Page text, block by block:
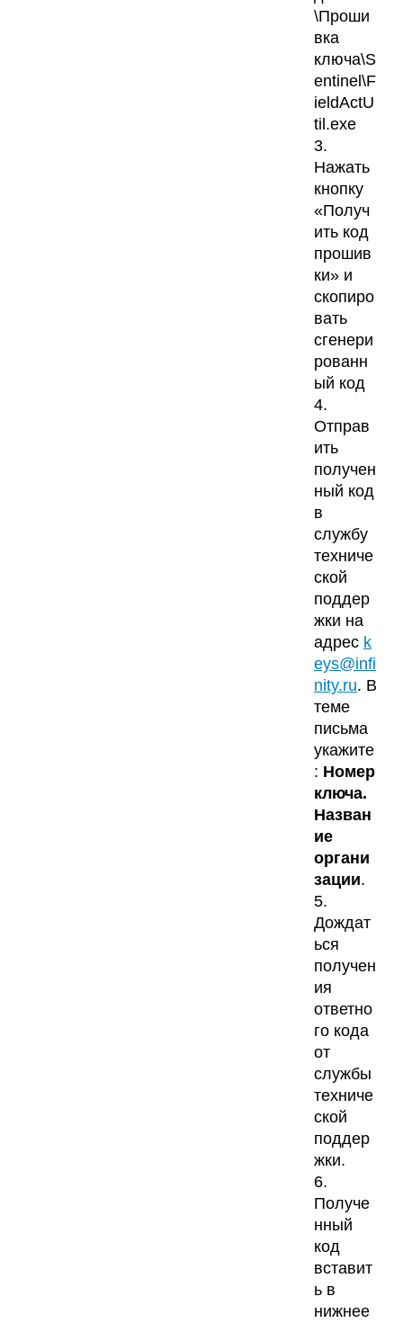
\Проши
вка
ключа\S
entinel\F
ieldActU
til.exe
3.
Нажать
кнопку
«Получ
ить код
прошив
ки» и
скопиро
вать
сгенери
рованн
ый код
4.
Отправ
ить
получен
ный код
в
службу
техниче
ской
поддер
жки на
адрес k
eys@infi
nity.ru. В
теме
письма
укажите
: Номер
ключа.
Назван
ие
органи
зации.
5.
Дождат
ься
получен
ия
ответно
го кода
от
службы
техниче
ской
поддер
жки.
6.
Получе
нный
код
вставит
ь в
нижнее